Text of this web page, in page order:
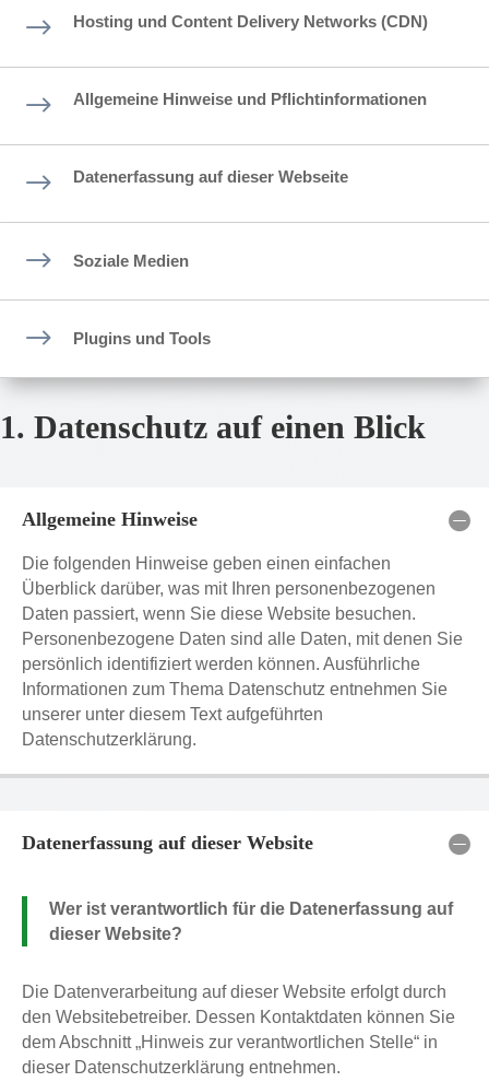
$ Hosting und Content Delivery Networks (CDN)
$ Allgemeine Hinweise und Pflichtinformationen
$ Datenerfassung auf dieser Webseite
$ Soziale Medien
$ Plugins und Tools
1. Datenschutz auf einen Blick
Allgemeine Hinweise
Die folgenden Hinweise geben einen einfachen
Überblick darüber, was mit Ihren personenbezogenen
Daten passiert, wenn Sie diese Website besuchen.
Personenbezogene Daten sind alle Daten, mit denen Sie
persönlich identifiziert werden können. Ausführliche
Informationen zum Thema Datenschutz entnehmen Sie
unserer unter diesem Text aufgeführten
Datenschutzerklärung.
Datenerfassung auf dieser Website
Wer ist verantwortlich für die Datenerfassung auf
dieser Website?
Die Datenverarbeitung auf dieser Website erfolgt durch
den Websitebetreiber. Dessen Kontaktdaten können Sie
dem Abschnitt „Hinweis zur verantwortlichen Stelle“ in
dieser Datenschutzerklärung entnehmen.